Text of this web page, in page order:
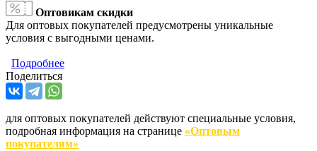
Оптовикам скидки
Для оптовых покупателей предусмотрены уникальные
условия с выгодными ценами.
Подробнее
Поделиться
для оптовых покупателей действуют специальные условия,
подробная информация на странице «Оптовым
покупателям»